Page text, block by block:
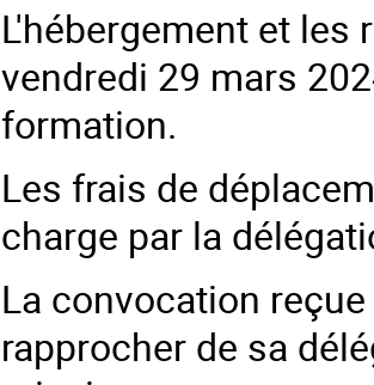
L'hébergement et les
vendredi 29 mars
formation.
Les frais de
charge par la
La convocation
rapprocher de sa